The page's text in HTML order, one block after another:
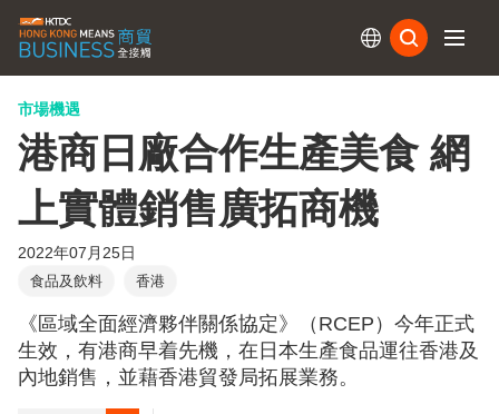
市場機遇
港商日廠合作生產美食 網
上實體銷售廣拓商機
2022年07月25日
食品及飲料 香港
《區域全面經濟夥伴關係協定》（RCEP）今年正式
生效，有港商早着先機，在日本生產食品運往香港及
內地銷售，並藉香港貿發局拓展業務。